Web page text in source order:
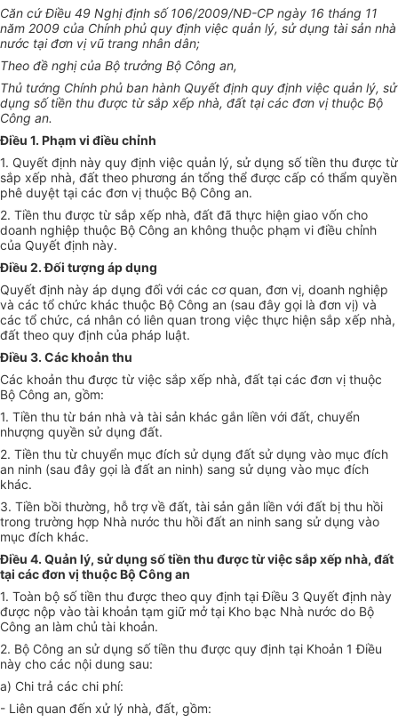
Căn cứ Điều 49 Nghị định số106/2009/NĐ-CP ngày 16 tháng 11
năm 2009 của Chính phủ quy định việc quản lý, sử dụng tài sản nhà
nước tại đơn vị vũ trang nhân dân;
Theo đề nghị của Bộ trưởng Bộ Công an,
Thủ tướng Chính phủ ban hành Quyết định quy định việc quản lý, sử
dụng số tiền thu được từ sắp xếp nhà, đất tại các đơn vị thuộc Bộ
Công an.
Điều 1. Phạm vi điều chỉnh
1. Quyết định này quy định việc quản lý, sử dụng số tiền thu được từ
sắp xếp nhà, đất theo phương án tổng thể được cấp có thẩm quyền
phê duyệt tại các đơn vị thuộc Bộ Công an.
2. Tiền thu được từ sắp xếp nhà, đất đã thực hiện giao vốn cho
doanh nghiệp thuộc Bộ Công an không thuộc phạm vi điều chỉnh
của Quyết định này.
Điều 2. Đối tượng áp dụng
Quyết định này áp dụng đối với các cơ quan, đơn vị, doanh nghiệp
và các tổ chức khác thuộc Bộ Công an (sau đây gọi là đơn vị) và
các tổ chức, cá nhân có liên quan trong việc thực hiện sắp xếp nhà,
đất theo quy định của pháp luật.
Điều 3. Các khoản thu
Các khoản thu được từ việc sắp xếp nhà, đất tại các đơn vị thuộc
Bộ Công an, gồm:
1. Tiền thu từ bán nhà và tài sản khác gắn liền với đất, chuyển
nhượng quyền sử dụng đất.
2. Tiền thu từ chuyển mục đích sử dụng đất sử dụng vào mục đích
an ninh (sau đây gọi là đất an ninh) sang sử dụng vào mục đích
khác.
3. Tiền bồi thường, hỗ trợ về đất, tài sản gắn liền với đất bị thu hồi
trong trường hợp Nhà nước thu hồi đất an ninh sang sử dụng vào
mục đích khác.
Điều 4. Quản lý, sử dụng số tiền thu được từ việc sắp xếp nhà, đất
tại các đơn vị thuộc Bộ Công an
1. Toàn bộ số tiền thu được theo quy định tại Điều 3 Quyết định này
được nộp vào tài khoản tạm giữ mở tại Kho bạc Nhà nước do Bộ
Công an làm chủ tài khoản.
2. Bộ Công an sử dụng số tiền thu được quy định tại Khoản 1 Điều
này cho các nội dung sau:
a) Chi trả các chi phí:
- Liên quan đến xử lý nhà, đất, gồm: